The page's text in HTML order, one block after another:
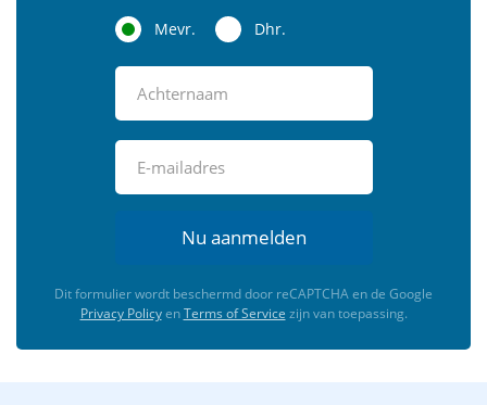
Mevr. Dhr.
Nu aanmelden
Dit formulier wordt beschermd door reCAPTCHA en de Google
Privacy PolicyenTerms of Service zijn van toepassing.